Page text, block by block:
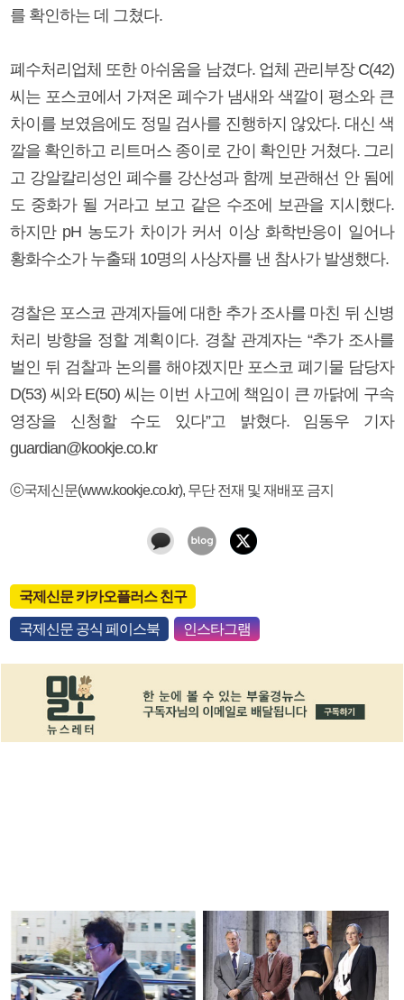
를 확인하는 데 그쳤다.
폐수처리업체 또한 아쉬움을 남겼다. 업체 관리부장 C(42)
씨는 포스코에서 가져온 폐수가 냄새와 색깔이 평소와 큰
차이를 보였음에도 정밀 검사를 진행하지 않았다. 대신 색
깔을 확인하고 리트머스 종이로 간이 확인만 거쳤다. 그리
고 강알칼리성인 폐수를 강산성과 함께 보관해선 안 됨에
도 중화가 될 거라고 보고 같은 수조에 보관을 지시했다.
하지만 pH 농도가 차이가 커서 이상 화학반응이 일어나
황화수소가 누출돼 10명의 사상자를 낸 참사가 발생했다.
경찰은 포스코 관계자들에 대한 추가 조사를 마친 뒤 신병
처리 방향을 정할 계획이다. 경찰 관계자는 “추가 조사를
벌인 뒤 검찰과 논의를 해야겠지만 포스코 폐기물 담당자
D(53) 씨와 E(50) 씨는 이번 사고에 책임이 큰 까닭에 구속
영장을 신청할 수도 있다”고 밝혔다. 임동우 기자
guardian@kookje.co.kr
ⓒ국제신문(www.kookje.co.kr), 무단 전재 및 재배포 금지
국제신문 카카오플러스 친구
국제신문 공식 페이스북 인스타그램